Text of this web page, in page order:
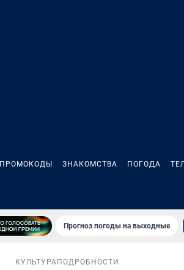
ПРОМОКОДЫ ЗНАКОМСТВА ПОГОДА
Прогноз погоды на выходные
КУЛЬТУРА ПОДРОБНОСТИ